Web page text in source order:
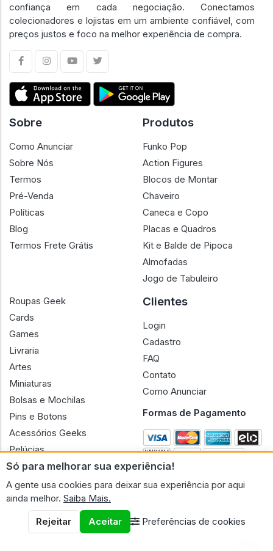
Só para melhorar sua experiência!
A gente usa cookies para deixar sua experiência por aqui
ainda melhor. Saiba Mais.
Rejeitar
Aceitar Preferências de cookies
confiança em cada negociação. Conectamos
colecionadores e lojistas em um ambiente confiável, com
preços justos e foco na melhor experiência de compra.
Sobre
Como Anunciar
Sobre Nós
Termos
Pré-Venda
Políticas
Blog
Termos Frete Grátis
Produtos
Funko Pop
Action Figures
Blocos de Montar
Chaveiro
Caneca e Copo
Placas e Quadros
Kit e Balde de Pipoca
Almofadas
Jogo de Tabuleiro
Roupas Geek
Cards
Games
Livraria
Artes
Miniaturas
Bolsas e Mochilas
Pins e Botons
Acessórios Geeks
Pelúcias
Bonecas
Clientes
Login
Cadastro
FAQ
Contato
Como Anunciar
Formas de Pagamento
CNPJ n.º 30.220.458/0001-17 - GERAL GEEK PORTAL ELETRONICO